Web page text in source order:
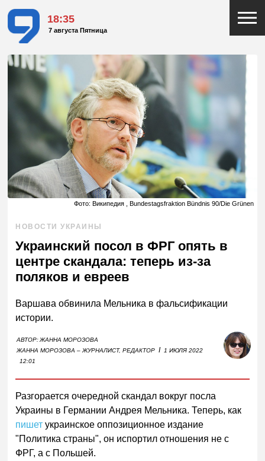
18:35
7 августа Пятница
Фото: Википедия , Bundestagsfraktion Bündnis 90/Die Grünen
НОВОСТИ УКРАИНЫ
Украинский посол в ФРГ опять в
центре скандала: теперь из-за
поляков и евреев
Варшава обвинила Мельника в фальсификации
истории.
АВТОР:ЖАННА МОРОЗОВА
ЖАННА МОРОЗОВА – ЖУРНАЛИСТ, РЕДАКТОР I
1 ИЮЛЯ 2022
12:01
Разгорается очередной скандал вокруг посла
Украины в Германии Андрея Мельника. Теперь, как
пишет украинское оппозиционное издание
"Политика страны", он испортил отношения не с
ФРГ, а с Польшей.